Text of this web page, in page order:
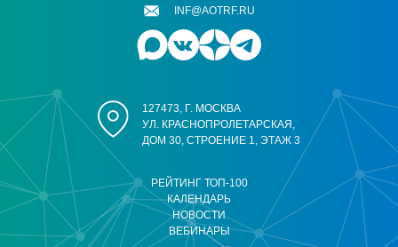
РЕЙТИНГ ТОП-100
КАЛЕНДАРЬ
НОВОСТИ
ВЕБИНАРЫ
127473, Г. МОСКВА
УЛ. КРАСНОПРОЛЕТАРСКАЯ,
ДОМ 30, СТРОЕНИЕ 1, ЭТАЖ 3
INF@AOTRF.RU